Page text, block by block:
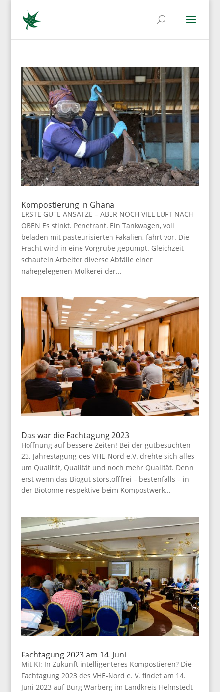
Kompostierung in Ghana
ERSTE GUTE ANSÄTZE – ABER NOCH VIEL LUFT NACH
OBEN Es stinkt. Penetrant. Ein Tankwagen, voll
beladen mit pasteurisierten Fäkalien, fährt vor. Die
Fracht wird in eine Vorgrube gepumpt. Gleichzeit
schaufeln Arbeiter diverse Abfälle einer
nahegelegenen Molkerei der...
Das war die Fachtagung 2023
Hoffnung auf bessere Zeiten! Bei der gutbesuchten
23. Jahrestagung des VHE-Nord e.V. drehte sich alles
um Qualität, Qualität und noch mehr Qualität. Denn
erst wenn das Biogut störstofffrei – bestenfalls – in
der Biotonne respektive beim Kompostwerk...
Fachtagung 2023 am 14. Juni
Mit KI: In Zukunft intelligenteres Kompostieren? Die
Fachtagung 2023 des VHE-Nord e. V. findet am 14.
Juni 2023 auf Burg Warberg im Landkreis Helmstedt